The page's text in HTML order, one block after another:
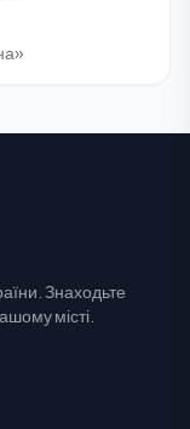
Знаходьте
місті.